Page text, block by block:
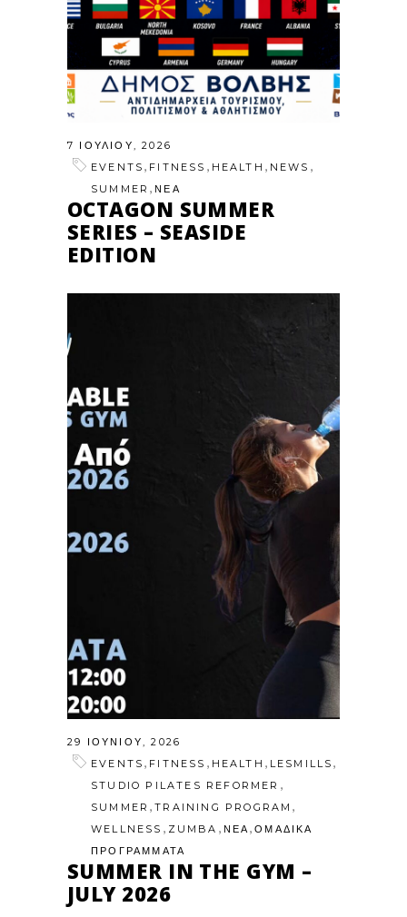
7 ΙΟΥΛΊΟΥ, 2026
EVENTS , FITNESS , HEALTH , NEWS ,
SUMMER ,ΝΕΑ
OCTAGON SUMMER
SERIES – SEASIDE
EDITION
29 ΙΟΥΝΊΟΥ, 2026
EVENTS , FITNESS , HEALTH , LESMILLS ,
STUDIO PILATES REFORMER ,
SUMMER ,TRAINING PROGRAM ,
WELLNESS , ZUMBA , ΝΕΑ,ΟΜΑΔΙΚΑ
ΠΡΟΓΡΑΜΜΑΤΑ
SUMMER IN THE GYM –
JULY 2026